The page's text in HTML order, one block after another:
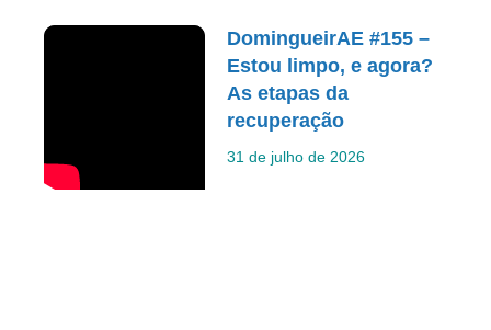
DomingueirAE #155 –
Estou limpo, e agora?
As etapas da
recuperação
31 de julho de 2026